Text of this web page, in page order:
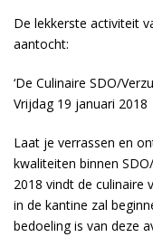
De lekkerste activiteit
aantocht:
‘De Culinaire SDO/
Vrijdag 19 januari 2018
Laat je verrassen en
kwaliteiten binnen
2018 vindt de culinaire
in de kantine zal
bedoeling is van deze